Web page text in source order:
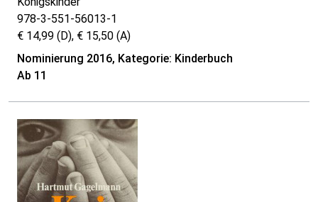
978-3-551-56013-1
€ 14,99 (D), € 15,50 (A)
Nominierung 2016, Kategorie: Kinderbuch
Ab 11